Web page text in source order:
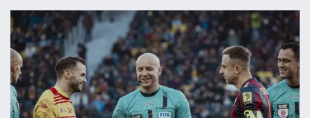
czytamy w komunikacie klubu.
06.08
12:54